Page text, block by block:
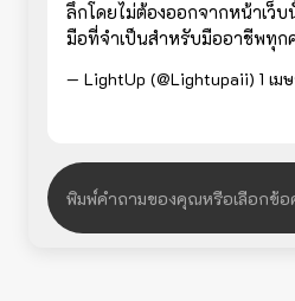
ลึกโดยไม่ต้องออกจากหน้าเว็บ
มือที่จำเป็นสำหรับมืออาชีพทุก
— LightUp (@Lightupaii) 1 เ